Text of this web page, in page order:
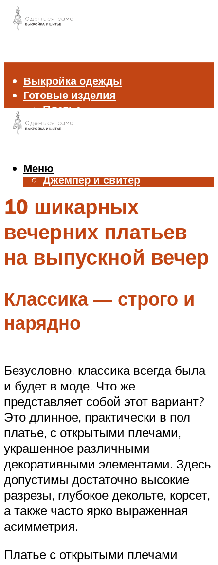
Выкройка одежды
Готовые изделия
Платье
Брюки
Жилет
Джемпер и свитер
Аксессуары
Меню
Меню
10 шикарных
вечерних платьев
на выпускной вечер
Классика — строго и
нарядно
Безусловно, классика всегда была
и будет в моде. Что же
представляет собой этот вариант?
Это длинное, практически в пол
платье, с открытыми плечами,
украшенное различными
декоративными элементами. Здесь
допустимы достаточно высокие
разрезы, глубокое декольте, корсет,
а также часто ярко выраженная
асимметрия.
Платье с открытыми плечами